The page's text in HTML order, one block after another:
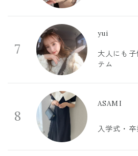
7
yui
大人にも
テム
8
ASAMI
入学式・